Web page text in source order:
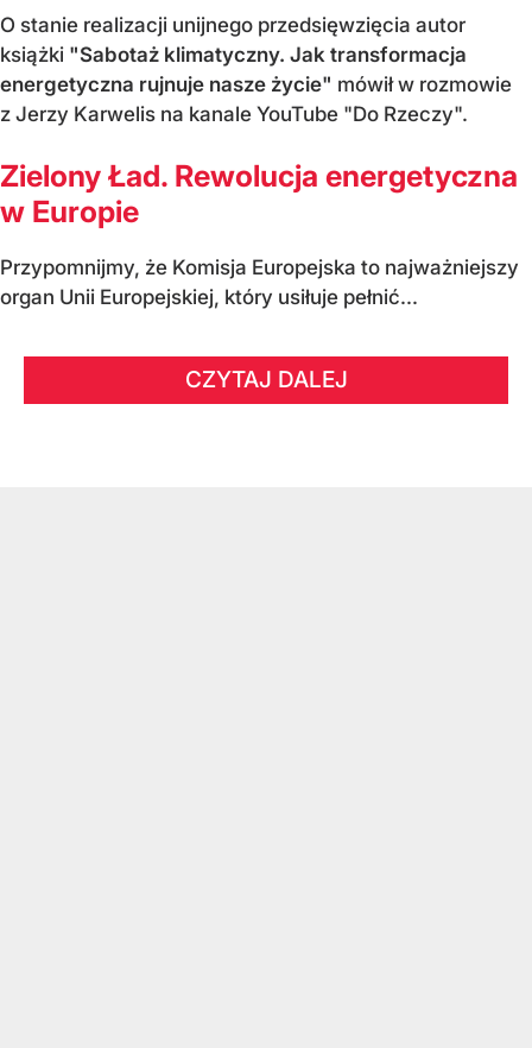
O stanie realizacji unijnego przedsięwzięcia autor
książki "Sabotaż klimatyczny. Jak transformacja
energetyczna rujnuje nasze życie" mówił w rozmowie
z Jerzy Karwelis na kanale YouTube "Do Rzeczy".
Zielony Ład. Rewolucja energetyczna
w Europie
Przypomnijmy, że Komisja Europejska to najważniejszy
organ Unii Europejskiej, który usiłuje pełnić...
CZYTAJ DALEJ